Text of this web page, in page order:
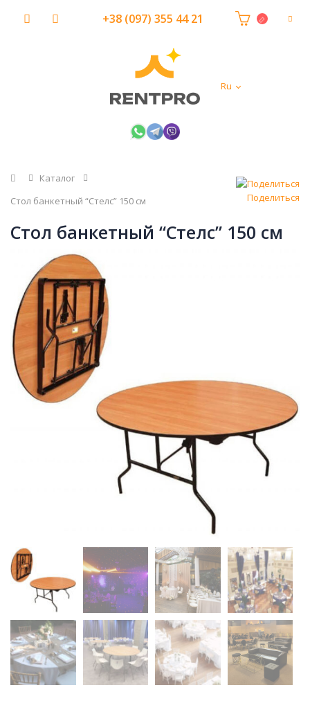
Ru
+38 (097) 355 44 21
Главная
Каталог
Стол банкетный “Стелс” 150 см
Поделиться
Стол банкетный “Стелс” 150 см